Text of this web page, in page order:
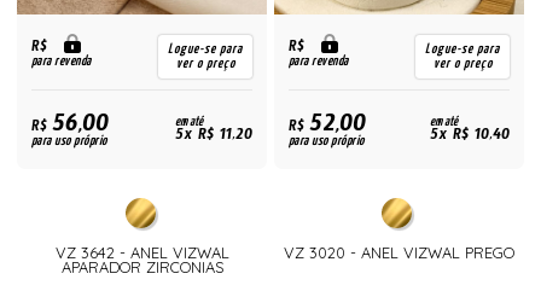
R$
para revenda
Logue-se para
ver o preço
R$56,00
para uso próprio
em até
5x R$ 11,20
VZ 3642 - ANEL VIZWAL
APARADOR ZIRCONIAS
R$
para revenda
Logue-se para
ver o preço
R$52,00
para uso próprio
em até
5x R$ 10,40
VZ 3020 - ANEL VIZWAL PREGO